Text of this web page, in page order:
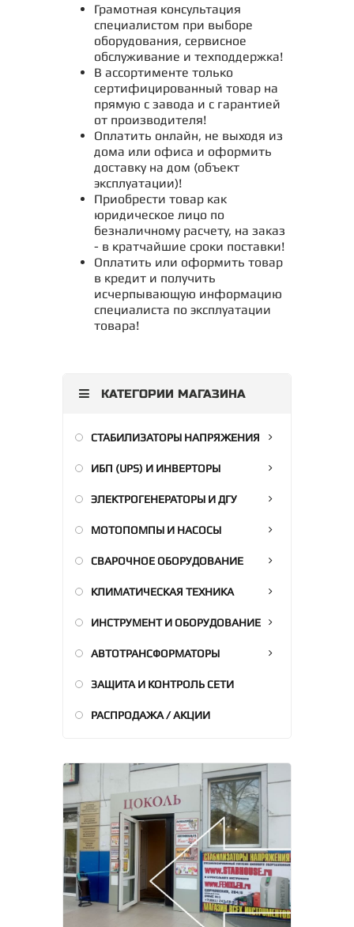
Грамотная консультация
специалистом при выборе
оборудования, сервисное
обслуживание и техподдержка!
В ассортименте только
сертифицированный товар на
прямую с завода и с гарантией
от производителя!
Оплатить онлайн, не выходя из
дома или офиса и оформить
доставку на дом (объект
эксплуатации)!
Приобрести товар как
юридическое лицо по
безналичному расчету, на заказ
- в кратчайшие сроки поставки!
Оплатить или оформить товар
в кредит и получить
исчерпывающую информацию
специалиста по эксплуатации
товара!
КАТЕГОРИИ МАГАЗИНА
СТАБИЛИЗАТОРЫ НАПРЯЖЕНИЯ
ИБП (UPS) И ИНВЕРТОРЫ
ЭЛЕКТРОГЕНЕРАТОРЫ И ДГУ
МОТОПОМПЫ И НАСОСЫ
СВАРОЧНОЕ ОБОРУДОВАНИЕ
КЛИМАТИЧЕСКАЯ ТЕХНИКА
ИНСТРУМЕНТ И ОБОРУДОВАНИЕ
АВТОТРАНСФОРМАТОРЫ
ЗАЩИТА И КОНТРОЛЬ СЕТИ
РАСПРОДАЖА / АКЦИИ